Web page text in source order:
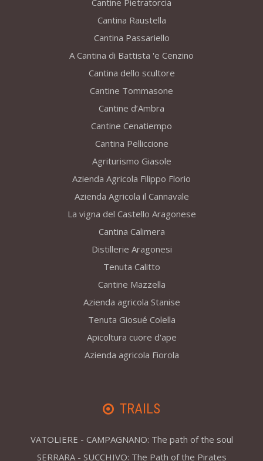
Cantine Pietratorcia
Cantina Raustella
Cantina Passariello
A Cantina di Battista 'e Cenzino
Cantina dello scultore
Cantine Tommasone
Cantine d’Ambra
Cantine Cenatiempo
Cantina Pelliccione
Agriturismo Giasole
Azienda Agricola Filippo Florio
Azienda Agricola il Cannavale
La vigna del Castello Aragonese
Cantina Calimera
Distillerie Aragonesi
Tenuta Calitto
Cantine Mazzella
Azienda agricola Stanise
Tenuta Giosué Colella
Apicoltura cuore d'ape
Azienda agricola Fiorola
TRAILS
VATOLIERE - CAMPAGNANO: The path of the soul
SERRARA - SUCCHIVO: The Path of the Pirates